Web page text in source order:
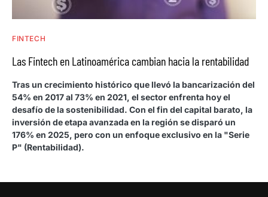
FINTECH
Las Fintech en Latinoamérica cambian hacia la rentabilidad
Tras un crecimiento histórico que llevó la bancarización del
54% en 2017 al 73% en 2021, el sector enfrenta hoy el
desafío de la sostenibilidad. Con el fin del capital barato, la
inversión de etapa avanzada en la región se disparó un
176% en 2025, pero con un enfoque exclusivo en la "Serie
P" (Rentabilidad).